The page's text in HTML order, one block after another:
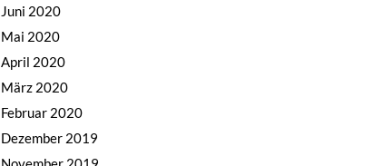
Juni 2020
Mai 2020
April 2020
März 2020
Februar 2020
Dezember 2019